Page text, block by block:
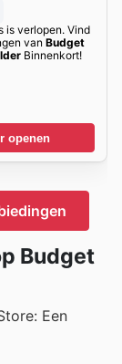
is verlopen. Vind
van Budget
Binnenkort!
openen
Budget
Een